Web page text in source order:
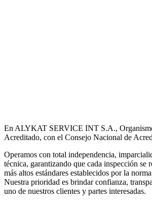
En ALYKAT SERVICE INT S.A.,
Acreditado, con el Consejo Nacional de
Operamos con total independencia,
técnica, garantizando que cada inspección se
más altos estándares establecidos por la norma
Nuestra prioridad es brindar confianza,
uno de nuestros clientes y partes interesadas.